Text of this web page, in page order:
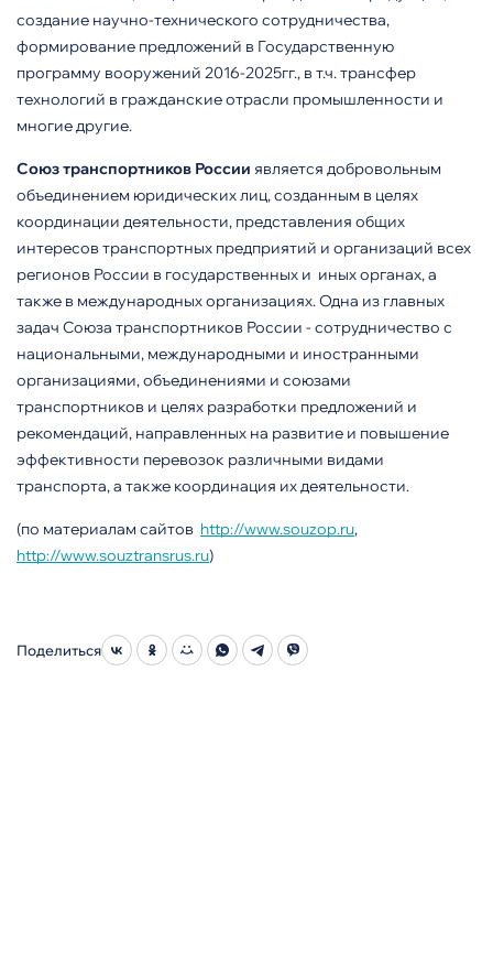
создание научно-технического сотрудничества,
формирование предложений в Государственную
программу вооружений 2016-2025гг., в т.ч. трансфер
технологий в гражданские отрасли промышленности и
многие другие.
Союз транспортников России является добровольным
объединением юридических лиц, созданным в целях
координации деятельности, представления общих
интересов транспортных предприятий и организаций всех
регионов России в государственных и иных органах, а
также в международных организациях. Одна из главных
задач Союза транспортников России - сотрудничество с
национальными, международными и иностранными
организациями, объединениями и союзами
транспортников и целях разработки предложений и
рекомендаций, направленных на развитие и повышение
эффективности перевозок различными видами
транспорта, а также координация их деятельности.
(по материалам сайтов http://www.souzop.ru,
http://www.souztransrus.ru)
Поделиться